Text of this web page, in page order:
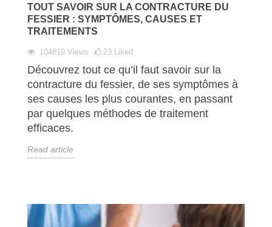
TOUT SAVOIR SUR LA CONTRACTURE DU
FESSIER : SYMPTÔMES, CAUSES ET
TRAITEMENTS
104819 Views 23 Liked
Découvrez tout ce qu’il faut savoir sur la
contracture du fessier, de ses symptômes à
ses causes les plus courantes, en passant
par quelques méthodes de traitement
efficaces.
Read article